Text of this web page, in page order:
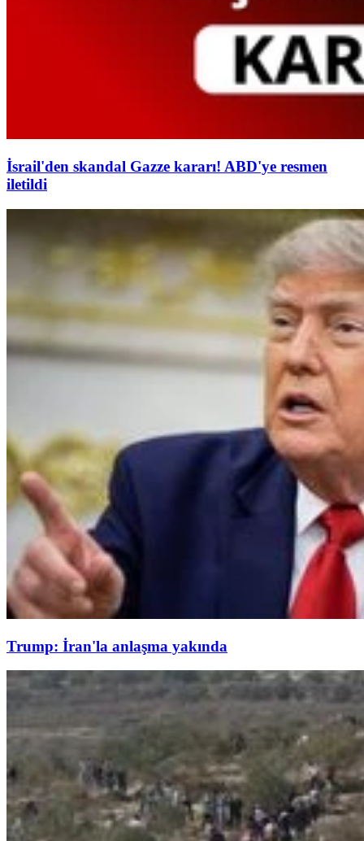
İsrail'den skandal Gazze kararı! ABD'ye resmen
iletildi
Trump: İran'la anlaşma yakında